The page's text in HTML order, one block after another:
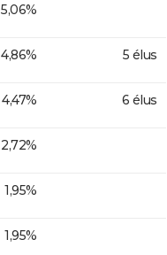
5,06%
4,86% 5 élus
4,47% 6 élus
2,72%
1,95%
1,95%